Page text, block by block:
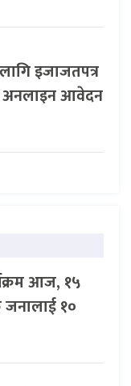
इजाजतपत्र
अनलाइन आवेदन
आज, १५
१०